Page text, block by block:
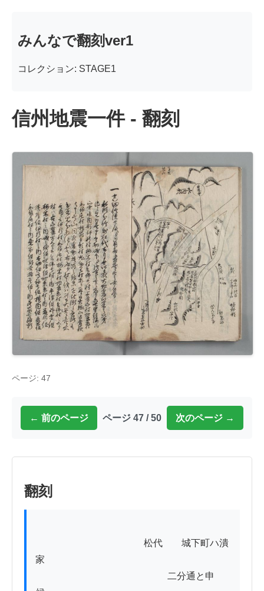
みんなで翻刻ver1
コレクション: STAGE1
信州地震一件 - 翻刻
ページ: 47
← 前のページ ページ 47 / 50 次のページ →
翻刻
家
二分通と申